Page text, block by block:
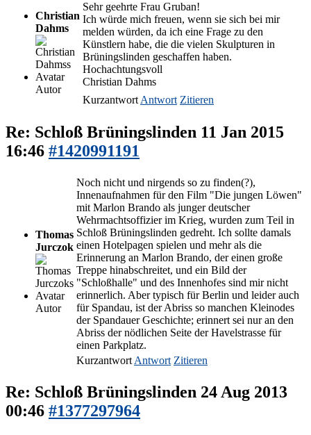
Christian
Dahms
Autor
Sehr geehrte Frau Gruban!
Ich würde mich freuen, wenn sie sich bei mir
melden würden, da ich eine Frage zu den
Künstlern habe, die die vielen Skulpturen in
Brüningslinden geschaffen haben.
Hochachtungsvoll
Christian Dahms
Kurzantwort Antwort Zitieren
Re: Schloß Brüningslinden 11 Jan 2015
16:46 #1420991191
Thomas
Jurczok
Autor
Noch nicht und nirgends so zu finden(?),
Innenaufnahmen für den Film "Die jungen Löwen"
mit Marlon Brando als junger deutscher
Wehrmachtsoffizier im Krieg, wurden zum Teil in
Schloß Brüningslinden gedreht. Ich sollte damals
einen Hotelpagen spielen und mehr als die
Erinnerung an Marlon Brando, der einen große
Treppe hinabschreitet, und ein Bild der
"Schloßhalle" und des Innenhofes sind mir nicht
erinnerlich. Aber typisch für Berlin und leider auch
für Spandau, ist der Abriss so manchen Kleinodes
der Spandauer Geschichte; erinnert sei nur an den
Abriss der nödlichen Seite der Havelstrasse für
einen Parkplatz.
Kurzantwort Antwort Zitieren
Re: Schloß Brüningslinden 24 Aug 2013
00:46 #1377297964